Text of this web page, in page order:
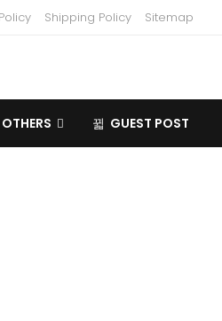
Shipping Policy Sitemap
OTHERS GUEST POST